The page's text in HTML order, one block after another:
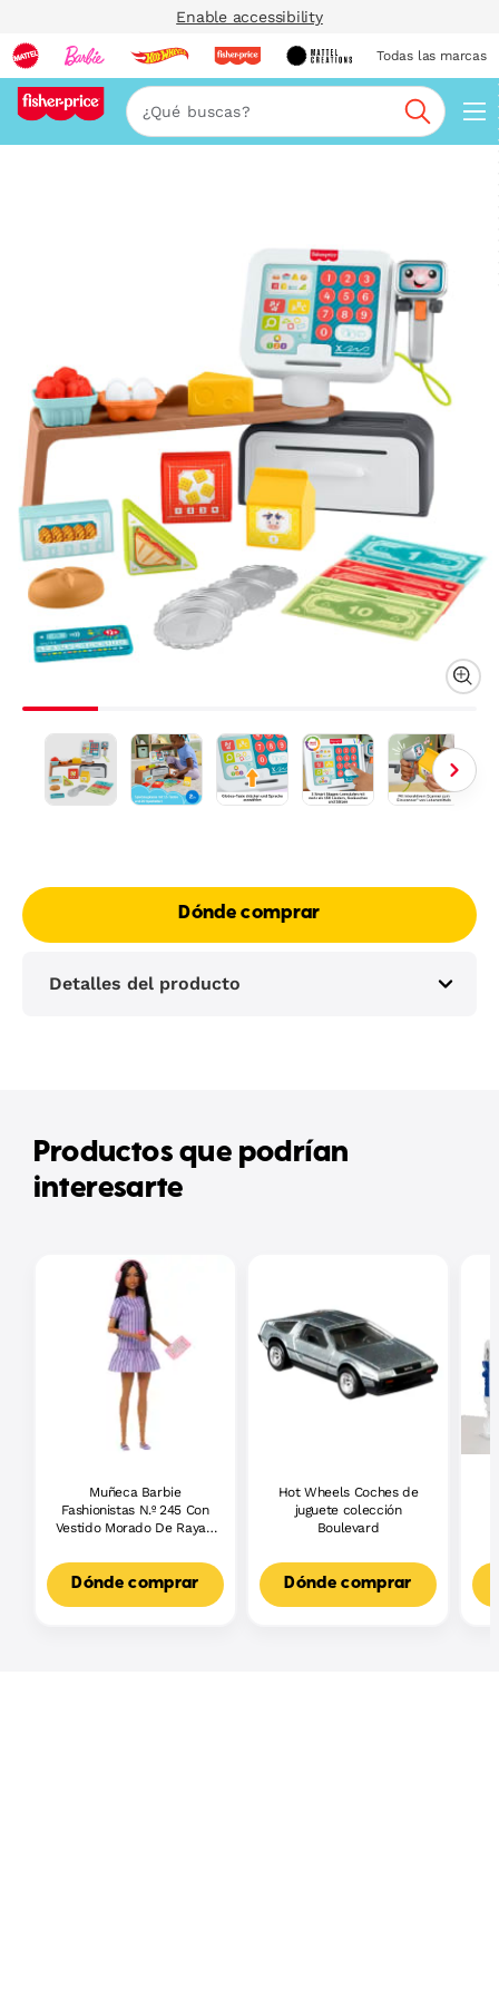
Enable accessibility
Todas las marcas
Buscar
Dónde comprar
Detalles del producto
Productos que podrían
interesarte
Muñeca Barbie
Fashionistas N.º 245 Con
Vestido Morado De Rayas,
Con Accesorios
Dónde comprar
Hot Wheels Coches de
juguete colección
Boulevard
Dónde comprar